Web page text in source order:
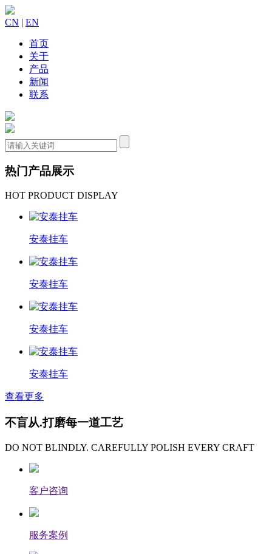
CN | EN
首页
关于
产品
新闻
联系
热门产品展示
HOT PRODUCT DISPLAY
安泰挂车
安泰挂车
安泰挂车
安泰挂车
查看更多
不盲从.打磨每一道工艺
DO NOT BLINDLY. CAREFULLY POLISH EVERY CRAFT
客户咨询
服务案例